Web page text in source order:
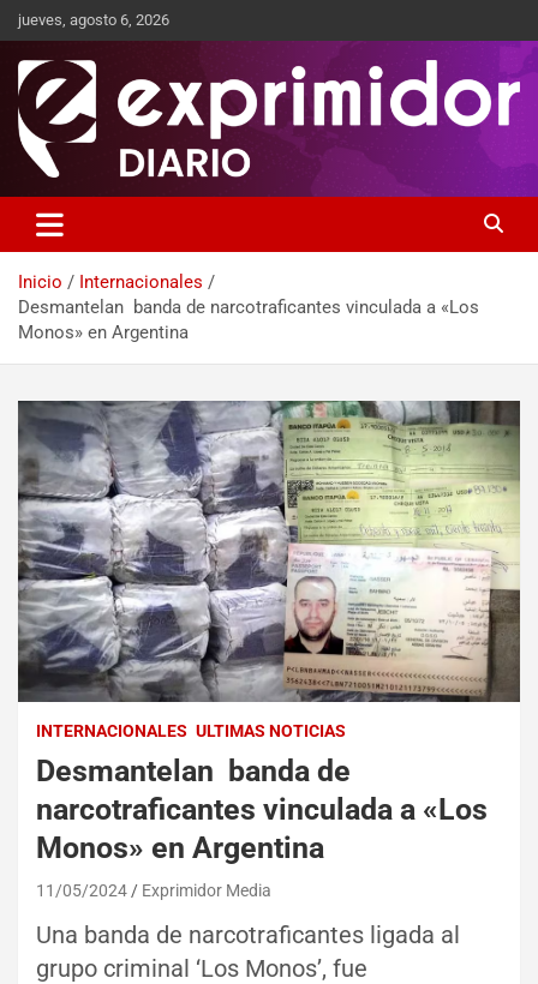
jueves, agosto 6, 2026
Exprimidor media
Inicio
Internacionales
Desmantelan banda de narcotraficantes vinculada a «Los
Monos» en Argentina
INTERNACIONALES ULTIMAS NOTICIAS
Desmantelan banda de
narcotraficantes vinculada a «Los
Monos» en Argentina
11/05/2024 Exprimidor Media
Una banda de narcotraficantes ligada al
grupo criminal ‘Los Monos’, fue